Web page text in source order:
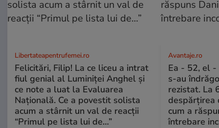
Libertateapentrufemei.ro
Felicitări, Filip! La ce liceu a intrat
fiul genial al Luminiței Anghel și
ce note a luat la Evaluarea
Națională. Ce a povestit solista
acum a stârnit un val de reacții
“Primul pe lista lui de…”
Avantaje.ro
Ea - 52, el -
s-au
rezistat. La
despărțirea
cum a
întrebare